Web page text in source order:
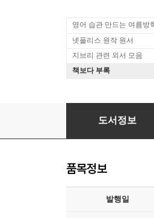
영어 습관 만드는 여름방
넷플리스 원작 원서
지브리 관련 외서 모음
책보다 부록
The Future of the
도서정보
품목정보
발행일